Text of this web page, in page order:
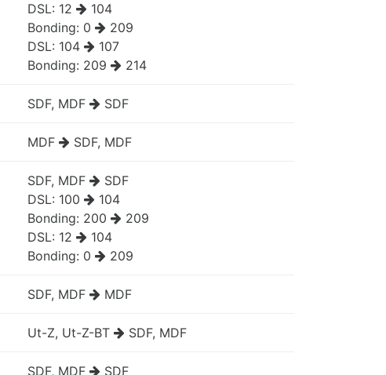
DSL: 12
104
Bonding: 0
209
DSL: 104
107
Bonding: 209 214
SDF, MDF SDF
MDF SDF, MDF
SDF, MDF
SDF
DSL: 100
104
Bonding: 200
209
DSL: 12
104
Bonding: 0 209
SDF, MDF MDF
Ut-Z, Ut-Z-BT SDF, MDF
SDF, MDF SDF